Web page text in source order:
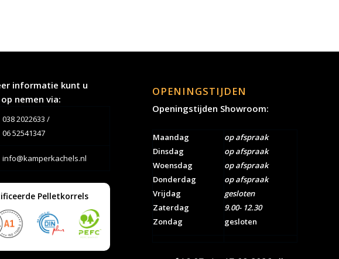
informatie kunt u
nemen via:
038 2022633 /
06 52541347
info@kamperkachels.nl
Pelletkorrels
OPENINGSTIJDEN
Openingstijden Showroom:
Maandag
Dinsdag
Woensdag
Donderdag
Vrijdag
Zaterdag
Zondag
op afspraak
op afspraak
op afspraak
op afspraak
gesloten
9.00- 12.30
gesloten